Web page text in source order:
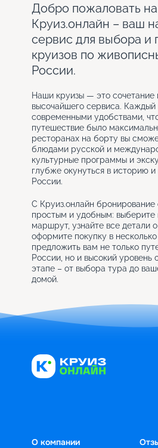
Добро пожаловать на
Круиз.онлайн – ваш
сервис для выбора и
круизов по
России.
Наши круизы — это сочетание
высочайшего сервиса.
современными удобствами,
путешествие было
ресторанах на борту вы
блюдами русской и
культурные программы и
глубже окунуться в историю
России.
С Круиз.онлайн бронирование
простым и удобным: выберите
маршрут, узнайте все детали
оформите покупку в
предложить вам не только
России, но и высокий уровень
этапе – от выбора тура до
домой.
О компании